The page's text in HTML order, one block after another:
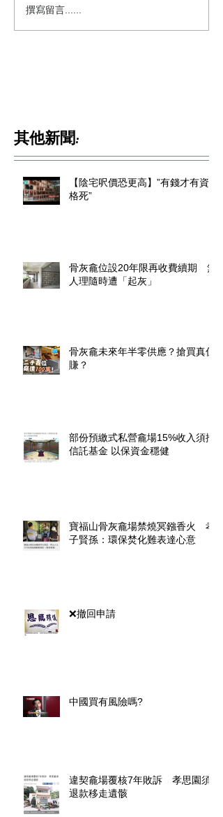
撰寫留言......
其他新聞:
【陰宅呎價恐更高】”有錢才有資
格死”
骨灰龕位設20年限再收費續期 無
人理隨時遭「起灰」
骨灰龕未來年半零供應？搶買真係
賺？
部份預繳式私營龕場15%收入須撥
信託基金 以保資金穩健
寶福山骨灰龕場禁燒冥鏹香火 孝
子賢孫：環保焚化難表達心意
❌撤回申請
中國買有風險嗎?
違契龕場覆核7年敗訴 孝思園須
退款移走遺骸